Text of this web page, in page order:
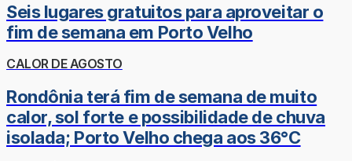
Seis lugares gratuitos para aproveitar o
fim de semana em Porto Velho
CALOR DE AGOSTO
Rondônia terá fim de semana de muito
calor, sol forte e possibilidade de chuva
isolada; Porto Velho chega aos 36°C